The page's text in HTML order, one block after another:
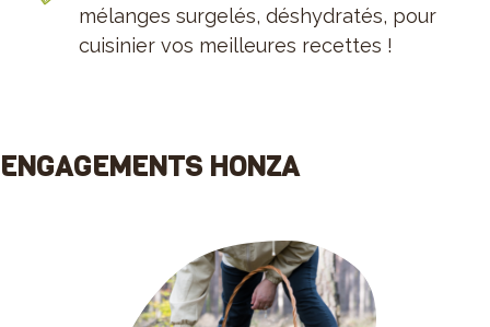
mélanges surgelés, déshydratés, pour
cuisinier vos meilleures recettes !
ENGAGEMENTS HONZA